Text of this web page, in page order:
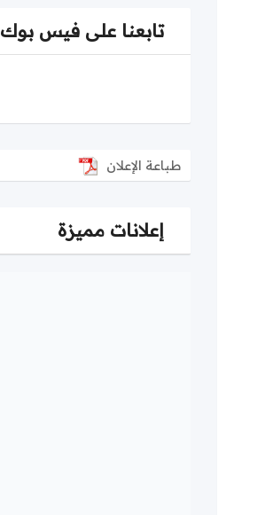
تابعنا على فيس بوك
طباعة الإعلان
إعلانات مميزة